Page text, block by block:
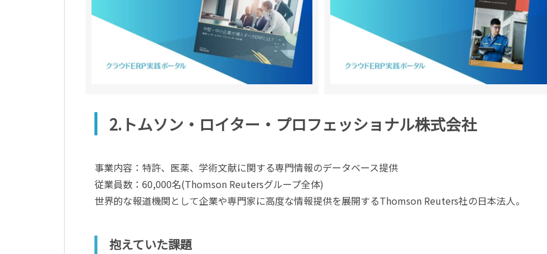
2.トムソン・ロイター・プロフェッショナル株式会社
事業内容：特許、医薬、学術文献に関する専門情報のデータベース提供
従業員数：60,000名(Thomson Reutersグループ全体)
世界的な報道機関として企業や専門家に高度な情報提供を展開するThomson Reuters社の日本法人。
抱えていた課題